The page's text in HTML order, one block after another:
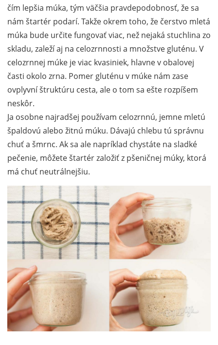
čím lepšia múka, tým väčšia pravdepodobnosť, že sa
nám štartér podarí. Takže okrem toho, že čerstvo mletá
múka bude určite fungovať viac, než nejaká stuchlina zo
skladu, zaleží aj na celozrnnosti a množstve gluténu. V
celozrnnej múke je viac kvasiniek, hlavne v obalovej
časti okolo zrna. Pomer gluténu v múke nám zase
ovplyvní štruktúru cesta, ale o tom sa ešte rozpíšem
neskôr.
Ja osobne najradšej používam celozrnnú, jemne mletú
špaldovú alebo žitnú múku. Dávajú chlebu tú správnu
chuť a šmrnc. Ak sa ale napríklad chystáte na sladké
pečenie, môžete štartér založiť z pšeničnej múky, ktorá
má chuť neutrálnejšiu.